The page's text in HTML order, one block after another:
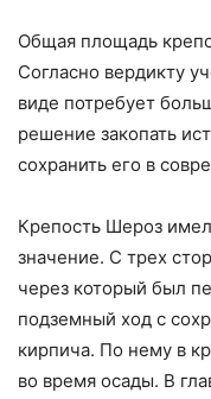
Общая площадь
Согласно вердикту
виде потребует
решение закопать
сохранить его в
Крепость Шероз
значение. С трех
через который был
подземный ход с
кирпича. По нему в
во время осады. В